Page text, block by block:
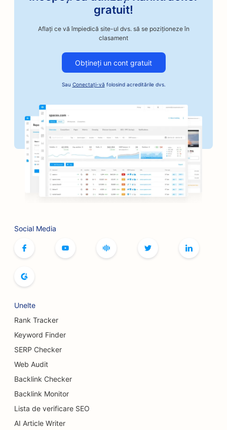
SEO pentru magazinele de reparații auto
SEO pentru prăjitorii de cafea artizanale
SEO pentru serviciile de cauțiune
SEO pentru frizerii
SEO pentru bănci
SEO pentru librării
SEO pentru restaurantele BBQ
SEO pentru fabricile de bere
SEO pentru serviciile de augmentare mamară
SEO pentru Burger Trucks
SEO pentru magazinele de prăjituri
SEO pentru dealerii auto
SEO pentru chirurgi pentru arși
gratuit!
Aflați ce vă împiedică site-ul dvs. să se poziționeze în
clasament
Obțineți un cont gratuit
Sau Conectați-vă folosind acreditările dvs.
Social Media
Unelte
Rank Tracker
Keyword Finder
SERP Checker
Web Audit
Backlink Checker
Backlink Monitor
Lista de verificare SEO
AI Article Writer